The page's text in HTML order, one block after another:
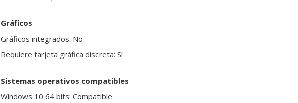
Gráficos
Gráficos integrados: No
Requiere tarjeta gráfica discreta: Sí
Sistemas operativos compatibles
Windows 10 64 bits: Compatible